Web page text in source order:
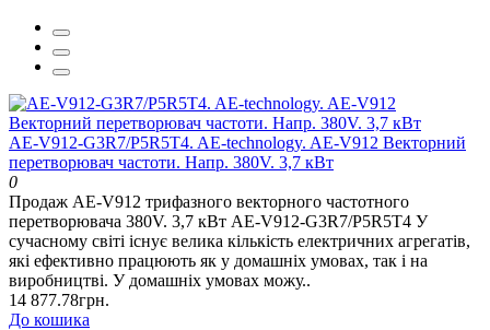
AE-V912-G3R7/P5R5T4. AE-technology. AE-V912 Векторний
перетворювач частоти. Напр. 380V. 3,7 кВт
0
Продаж AE-V912 трифазного векторного частотного
перетворювача 380V. 3,7 кВт AE-V912-G3R7/P5R5T4 У
сучасному світі існує велика кількість електричних агрегатів,
які ефективно працюють як у домашніх умовах, так і на
виробництві. У домашніх умовах можу..
14 877.78грн.
До кошика